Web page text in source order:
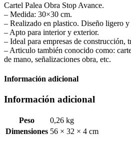
Cartel Palea Obra Stop Avance.
– Medida: 30×30 cm.
– Realizado en plastico. Diseño ligero
– Apto para interior y exterior.
– Ideal para empresas de construcción,
– Articulo también conocido como:
de mano, señalizaciones obra, etc.
Información adicional
Información adicional
Peso
0,26 kg
Dimensiones 56 × 32 × 4 cm